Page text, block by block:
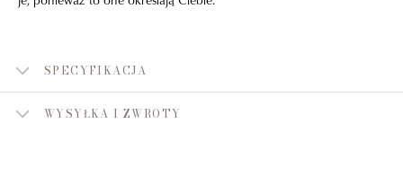
SPECYFIKACJA
WYSYŁKA I ZWROTY